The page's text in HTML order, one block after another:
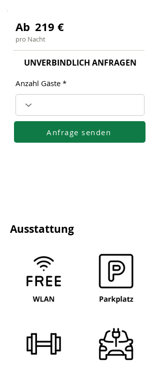
Ab 219 €
pro Nacht
UNVERBINDLICH ANFRAGEN
Anzahl Gäste
Anfrage senden
Ausstattung